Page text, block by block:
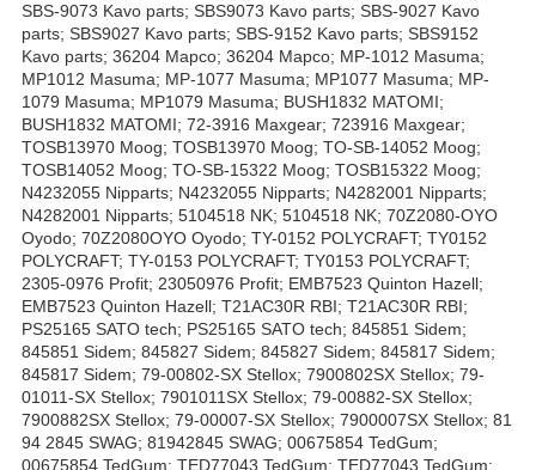
SBS-9073 Kavo parts; SBS9073 Kavo parts; SBS-9027 Kavo
parts; SBS9027 Kavo parts; SBS-9152 Kavo parts; SBS9152
Kavo parts; 36204 Mapco; 36204 Mapco; MP-1012 Masuma;
MP1012 Masuma; MP-1077 Masuma; MP1077 Masuma; MP-
1079 Masuma; MP1079 Masuma; BUSH1832 MATOMI;
BUSH1832 MATOMI; 72-3916 Maxgear; 723916 Maxgear;
TOSB13970 Moog; TOSB13970 Moog; TO-SB-14052 Moog;
TOSB14052 Moog; TO-SB-15322 Moog; TOSB15322 Moog;
N4232055 Nipparts; N4232055 Nipparts; N4282001 Nipparts;
N4282001 Nipparts; 5104518 NK; 5104518 NK; 70Z2080-OYO
Oyodo; 70Z2080OYO Oyodo; TY-0152 POLYCRAFT; TY0152
POLYCRAFT; TY-0153 POLYCRAFT; TY0153 POLYCRAFT;
2305-0976 Profit; 23050976 Profit; EMB7523 Quinton Hazell;
EMB7523 Quinton Hazell; T21AC30R RBI; T21AC30R RBI;
PS25165 SATO tech; PS25165 SATO tech; 845851 Sidem;
845851 Sidem; 845827 Sidem; 845827 Sidem; 845817 Sidem;
845817 Sidem; 79-00802-SX Stellox; 7900802SX Stellox; 79-
01011-SX Stellox; 7901011SX Stellox; 79-00882-SX Stellox;
7900882SX Stellox; 79-00007-SX Stellox; 7900007SX Stellox; 81
94 2845 SWAG; 81942845 SWAG; 00675854 TedGum;
00675854 TedGum; TED77043 TedGum; TED77043 TedGum;